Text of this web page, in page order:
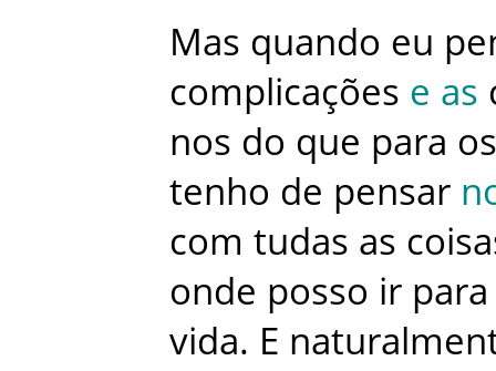
Mas quando eu
complicações e as
nos do que para os
tenho de pensar
com tudas as
onde posso ir para
vida. E